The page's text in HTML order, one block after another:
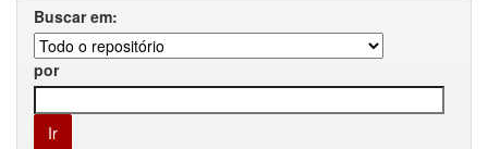
Buscar em:
por